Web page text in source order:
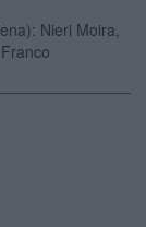
Nieri Moira,